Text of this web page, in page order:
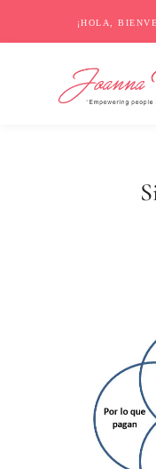
¡HOLA,